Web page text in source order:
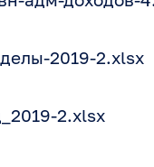
2019-2.xlsx
2.xlsx